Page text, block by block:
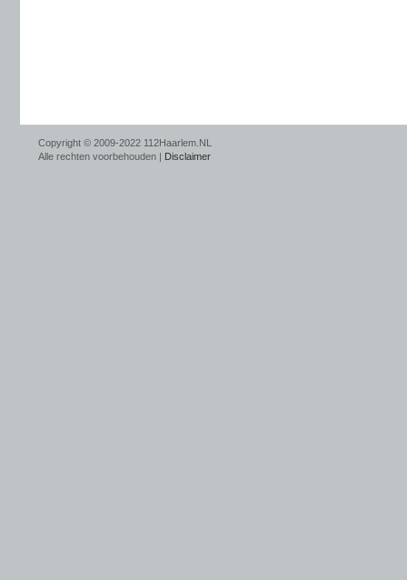
Copyright © 2009-2022 112Haarlem.NL
Alle rechten voorbehouden | Disclaimer